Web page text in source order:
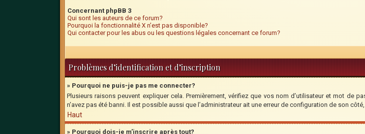
Concernant phpBB 3
Qui sont les auteurs de ce forum?
Pourquoi la fonctionnalité X n’est pas disponible?
Qui contacter pour les abus ou les questions légales concernant ce forum?
Problèmes d’identification et d’inscription
» Pourquoi ne puis-je pas me connecter?
Plusieurs raisons peuvent expliquer cela. Premièrement, vérifiez que vos nom d’utilisateur et mot de
n’avez pas été banni. Il est possible aussi que l’administrateur ait une erreur de configuration de son
Haut
» Pourquoi dois-je m’inscrire après tout?